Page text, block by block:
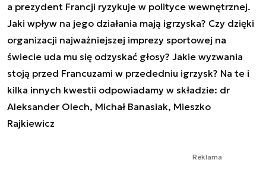
a prezydent Francji ryzykuje w polityce wewnętrznej.
Jaki wpływ na jego działania mają igrzyska? Czy dzięki
organizacji najważniejszej imprezy sportowej na
świecie uda mu się odzyskać głosy? Jakie wyzwania
stoją przed Francuzami w przededniu igrzysk? Na te i
kilka innych kwestii odpowiadamy w składzie: dr
Aleksander Olech, Michał Banasiak, Mieszko
Rajkiewicz
Reklama